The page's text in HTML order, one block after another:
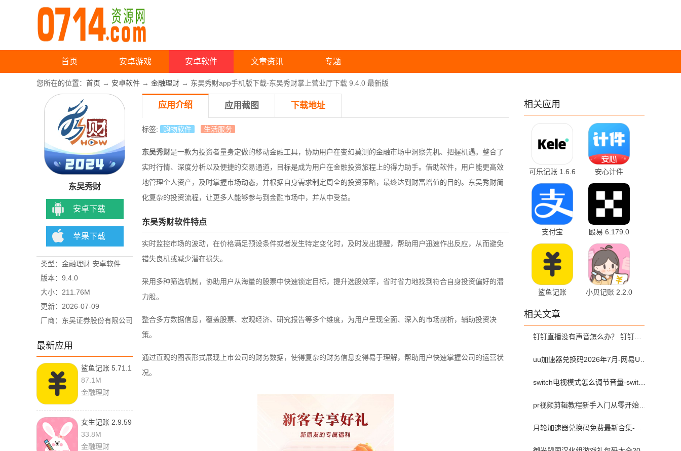
首页 安卓游戏 安卓软件 文章资讯 专题
您所在的位置： 首页 → 安卓软件 → 金融理财 → 东吴秀财app手机版下载-东吴秀财掌上营业厅下载 9.4.0 最新版
东吴秀财
安卓下载
苹果下载
类型：金融理财 安卓软件
版本：9.4.0
大小：211.76M
更新：2026-07-09
厂商：东吴证券股份有限公司
最新应用
鲨鱼记账 5.71.1
最新版
87.1M
金融理财
女生记账 2.9.59
33.8M
金融理财
应用介绍 应用截图 下载地址
标签: 购物软件 生活服务
东吴秀财是一款为投资者量身定做的移动金融工具，协助用户在变幻莫测的金融市场中洞察先机、把握机遇。整合了
实时行情、深度分析以及便捷的交易通道，目标是成为用户在金融投资旅程上的得力助手。借助软件，用户能更高效
地管理个人资产，及时掌握市场动态，并根据自身需求制定周全的投资策略，最终达到财富增值的目的。东吴秀财简
化复杂的投资流程，让更多人能够参与到金融市场中，并从中受益。
东吴秀财软件特点
实时监控市场的波动，在价格满足预设条件或者发生特定变化时，及时发出提醒，帮助用户迅速作出反应，从而避免
错失良机或减少潜在损失。
采用多种筛选机制，协助用户从海量的股票中快速锁定目标，提升选股效率，省时省力地找到符合自身投资偏好的潜
力股。
整合多方数据信息，覆盖股票、宏观经济、研究报告等多个维度，为用户呈现全面、深入的市场剖析，辅助投资决
策。
通过直观的图表形式展现上市公司的财务数据，使得复杂的财务信息变得易于理解，帮助用户快速掌握公司的运营状
况。
相关应用
可乐记账 1.6.6
最新版
安心计件
2.6.40
支付宝
12.12.1.8000
安卓版
殴易 6.179.0
最新版
鲨鱼记账
小贝记账 2.2.0
相关文章